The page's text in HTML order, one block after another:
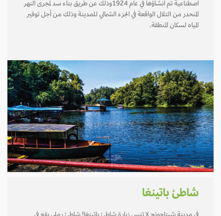
اصطناعية تم أنشاؤها في عام 1924وذلك عن طريق بناء سد لمجرى النهر
المنحدر من التلال الواقعة في الجزء الشمالي للمدينة وذلك من أجل توفير
المياه لسكان المنطقة.
شاطئ باتينغا